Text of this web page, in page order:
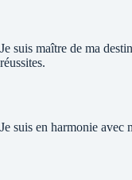
Je suis maître de ma
réussites.
Je suis en harmonie avec